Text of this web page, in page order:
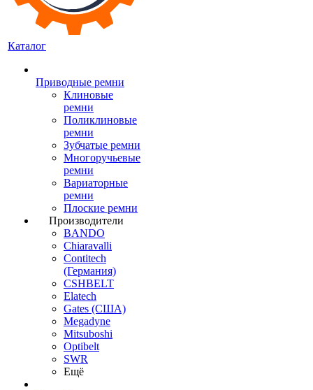
Каталог
Приводные ремни
Клиновые
ремни
Поликлиновые
ремни
Зубчатые ремни
Многоручьевые
ремни
Вариаторные
ремни
Плоские ремни
Производители
BANDO
Chiaravalli
Contitech
(Германия)
CSHBELT
Elatech
Gates (США)
Megadyne
Mitsuboshi
Optibelt
SWR
Ещё